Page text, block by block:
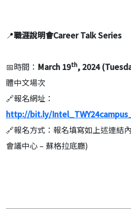
📍職涯說明會Career Talk Series
📅時間： March 19th, 2024
體中文場次
🔗報名網址：
http://bit.ly/
🔗報名方式：報名填寫如上述連結
會議中心 – 蘇格拉底廳)